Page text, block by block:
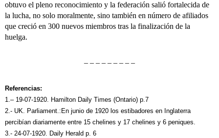
obtuvo el pleno reconocimiento y la federación salió fortalecida de
la lucha, no solo moralmente, sino también en número de afiliados
que creció en 300 nuevos miembros tras la finalización de la
huelga.
– – – – – – – – –
Referencias:
1.– 19-07-1920. Hamilton Daily Times (Ontario) p.7
2.- UK. Parliament.:En junio de 1920 los estibadores en Inglaterra
percibían diariamente entre 15 chelines y 17 chelines y 6 peniques.
3.- 24-07-1920. Daily Herald p. 6